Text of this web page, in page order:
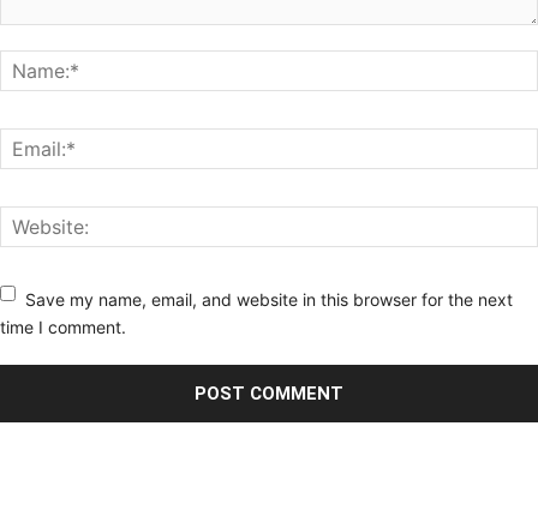
Save my name, email, and website in this browser for the next
time I comment.